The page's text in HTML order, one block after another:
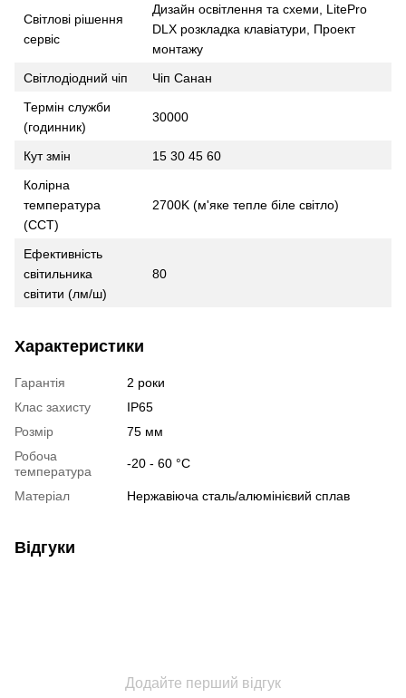
Світлові рішення
сервіс
Дизайн освітлення та схеми, LitePro
DLX розкладка клавіатури, Проект
монтажу
Світлодіодний чіп
Чіп Санан
Термін служби
(годинник)
30000
Кут змін
15 30 45 60
Колірна
температура
(CCT)
2700K (м'яке тепле біле світло)
Ефективність
світильника
світити (лм/ш)
80
Характеристики
Гарантія
2 роки
Клас захисту
IP65
Розмір
75 мм
Робоча
температура
-20 - 60 °С
Матеріал Нержавіюча сталь/алюмінієвий сплав
Відгуки
Додайте перший відгук